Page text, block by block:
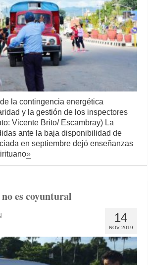
la contingencia energética
y la gestión de los inspectores
Vicente Brito/ Escambray) La
ante la baja disponibilidad de
en septiembre dejó enseñanzas
»
es coyuntural
14
NOV 2019